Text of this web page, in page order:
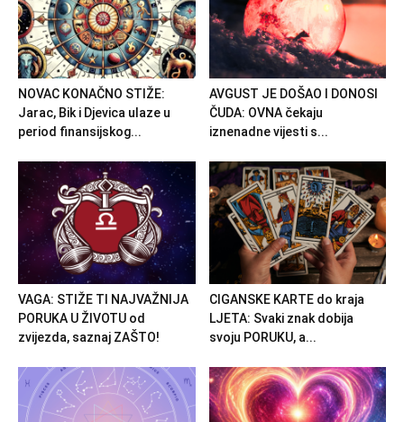
NOVAC KONAČNO STIŽE:
Jarac, Bik i Djevica ulaze u
period finansijskog...
AVGUST JE DOŠAO I DONOSI
ČUDA: OVNA čekaju
iznenadne vijesti s...
VAGA: STIŽE TI NAJVAŽNIJA
PORUKA U ŽIVOTU od
zvijezda, saznaj ZAŠTO!
CIGANSKE KARTE do kraja
LJETA: Svaki znak dobija
svoju PORUKU, a...